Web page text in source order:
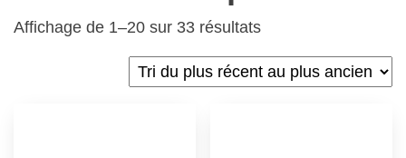
Affichage de 1–20 sur 33 résultats